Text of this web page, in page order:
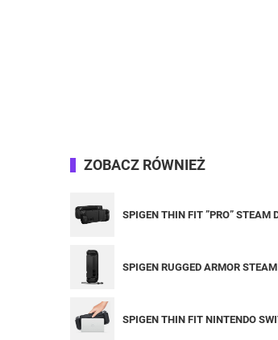
ZOBACZ RÓWNIEŻ
SPIGEN THIN FIT ”PRO” STEAM
SPIGEN RUGGED ARMOR
SPIGEN THIN FIT NINTENDO